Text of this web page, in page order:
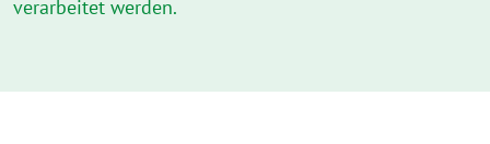
verarbeitet werden.